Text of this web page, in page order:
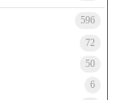
596
72
50
6